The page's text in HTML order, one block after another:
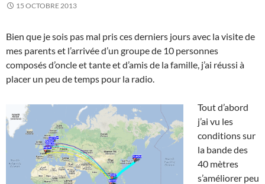
15 OCTOBRE 2013
Bien que je sois pas mal pris ces derniers jours avec la visite de
mes parents et l’arrivée d’un groupe de 10 personnes
composés d’oncle et tante et d’amis de la famille, j’ai réussi à
placer un peu de temps pour la radio.
Tout d’abord
j’ai vu les
conditions sur
la bande des
40 mètres
s’améliorer peu